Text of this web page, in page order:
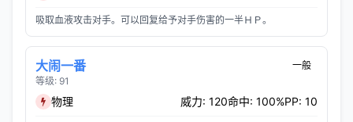
吸取血液攻击对手。可以回复给予对手伤害的一半ＨＰ。
大闹一番
等级: 91
一般
物理 威力: 120命中: 100%PP: 10